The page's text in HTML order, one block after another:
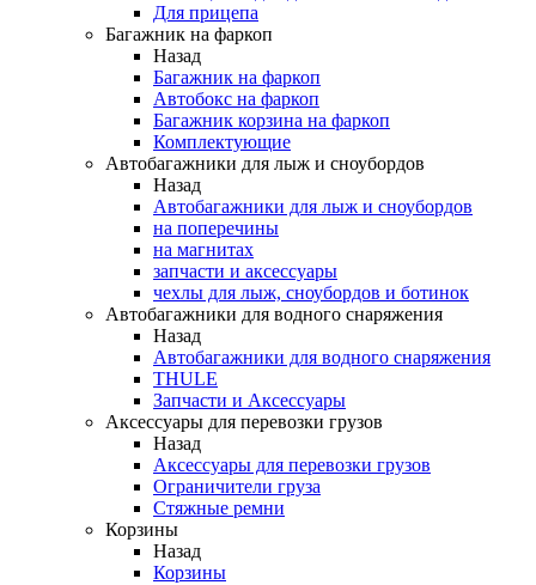
Для прицепа
Багажник на фаркоп
Назад
Багажник на фаркоп
Автобокс на фаркоп
Багажник корзина на фаркоп
Комплектующие
Автобагажники для лыж и сноубордов
Назад
Автобагажники для лыж и сноубордов
на поперечины
на магнитах
запчасти и аксессуары
чехлы для лыж, сноубордов и ботинок
Автобагажники для водного снаряжения
Назад
Автобагажники для водного снаряжения
THULE
Запчасти и Аксессуары
Аксессуары для перевозки грузов
Назад
Аксессуары для перевозки грузов
Ограничители груза
Стяжные ремни
Корзины
Назад
Корзины